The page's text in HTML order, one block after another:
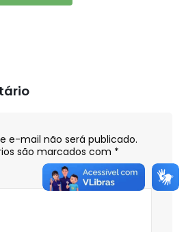
e-mail não será publicado.
são marcados com *